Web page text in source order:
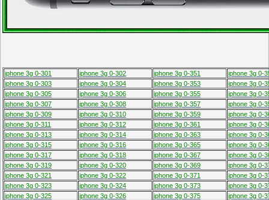
iphone 3g 0-301 iphone 3g 0-302 iphone 3g 0-351
iphone 3g 0-
iphone 3g 0-303
iphone 3g 0-304 iphone 3g 0-353
iphone 3g 0-
iphone 3g 0-305
iphone 3g 0-306 iphone 3g 0-355
iphone 3g 0-
iphone 3g 0-307
iphone 3g 0-308 iphone 3g 0-357
iphone 3g 0-
iphone 3g 0-309
iphone 3g 0-310 iphone 3g 0-359
iphone 3g 0-
iphone 3g 0-311
iphone 3g 0-312 iphone 3g 0-361
iphone 3g 0-
iphone 3g 0-313
iphone 3g 0-314 iphone 3g 0-363
iphone 3g 0-
iphone 3g 0-315
iphone 3g 0-316 iphone 3g 0-365
iphone 3g 0-
iphone 3g 0-317
iphone 3g 0-318 iphone 3g 0-367
iphone 3g 0-
iphone 3g 0-319
iphone 3g 0-320 iphone 3g 0-369
iphone 3g 0-
iphone 3g 0-321
iphone 3g 0-322 iphone 3g 0-371
iphone 3g 0-
iphone 3g 0-323
iphone 3g 0-324 iphone 3g 0-373
iphone 3g 0-
iphone 3g 0-325
iphone 3g 0-326 iphone 3g 0-375
iphone 3g 0-